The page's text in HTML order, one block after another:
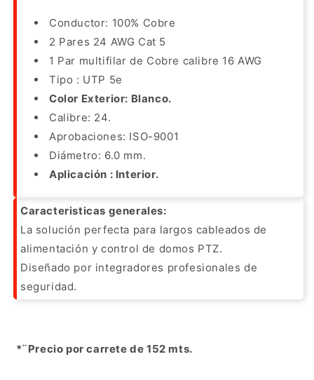
Conductor: 100% Cobre
2 Pares 24 AWG Cat 5
1 Par multifilar de Cobre calibre 16 AWG
Tipo : UTP 5e
Color Exterior: Blanco.
Calibre: 24.
Aprobaciones: ISO-9001
Diámetro: 6.0 mm.
Aplicación : Interior.
Caracteristicas generales:
La solución perfecta para largos cableados de
alimentación y control de domos PTZ.
Diseñado por integradores profesionales de
seguridad.
*¨Precio por carrete de 152 mts.